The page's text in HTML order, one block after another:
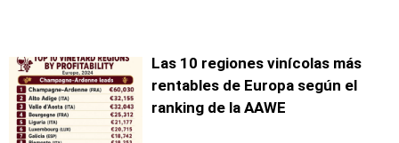
Las 10 regiones vinícolas más
rentables de Europa según el
ranking de la AAWE